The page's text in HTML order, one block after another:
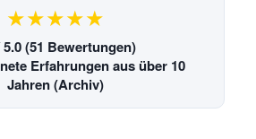
★★★★★
5.0 (51 Bewertungen)
Erfahrungen aus über 10
Jahren (Archiv)